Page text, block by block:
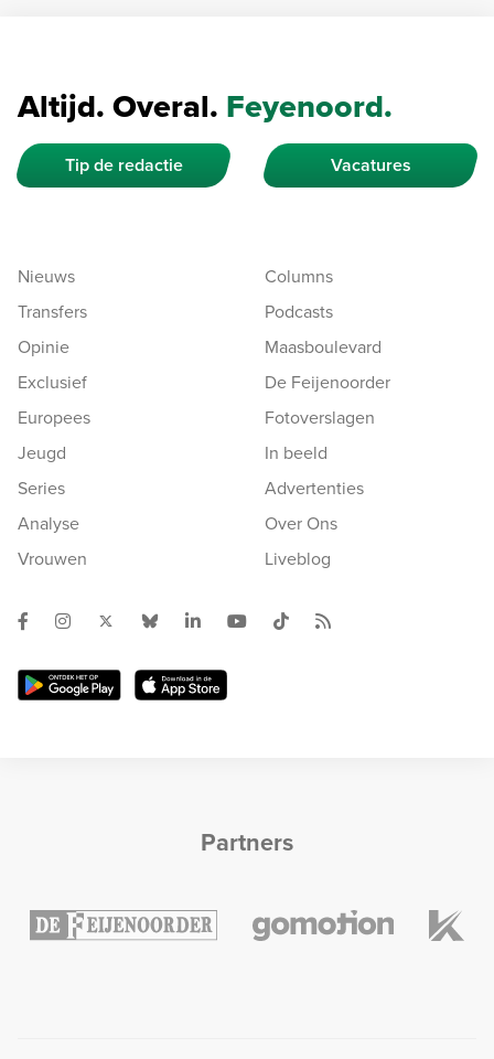
Altijd. Overal. Feyenoord.
Tip de redactie Vacatures
Nieuws
Transfers
Opinie
Exclusief
Europees
Jeugd
Series
Analyse
Vrouwen
Columns
Podcasts
Maasboulevard
De Feijenoorder
Fotoverslagen
In beeld
Advertenties
Over Ons
Liveblog
Partners